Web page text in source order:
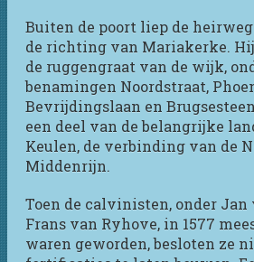
Buiten de poort liep de
de richting van Mariakerke.
de ruggengraat van de wijk,
benamingen Noordstraat,
Bevrijdingslaan en
een deel van de belangrijke
Keulen, de verbinding van de
Middenrijn.
Toen de calvinisten, onder Jan
Frans van Ryhove, in 1577
waren geworden, besloten ze